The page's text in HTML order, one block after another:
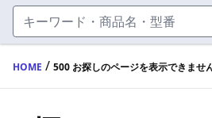
ハンドル・取手・つまみ・
FA・A
蝶番・ステー・周辺機器
製品カタログ
HOME / 500 お探しのページを表示できませ